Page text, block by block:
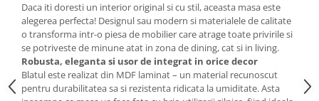
Mobilier gradinita
Mese gradinita
Scaune gradinita
Set mese si scaune gradinita
Mobilier copii
Daca iti doresti un interior original si cu stil, aceasta masa este
alegerea perfecta! Designul sau modern si materialele de calitate
o transforma intr-o piesa de mobilier care atrage toate privirile si
se potriveste de minune atat in zona de dining, cat si in living.
Robusta, eleganta si usor de integrat in orice decor
Blatul este realizat din MDF laminat – un material recunoscut
pentru durabilitatea sa si rezistenta ridicata la umiditate. Asta